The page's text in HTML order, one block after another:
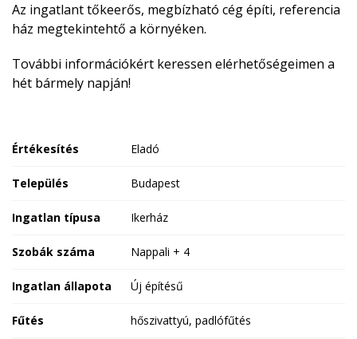
Az ingatlant tőkeerős, megbízható cég építi, referencia
ház megtekintehtő a környéken.
További információkért keressen elérhetőségeimen a
hét bármely napján!
Értékesítés Eladó
Település Budapest
Ingatlan típusa Ikerház
Szobák száma Nappali + 4
Ingatlan állapota Új építésű
Fűtés hőszivattyú, padlófűtés